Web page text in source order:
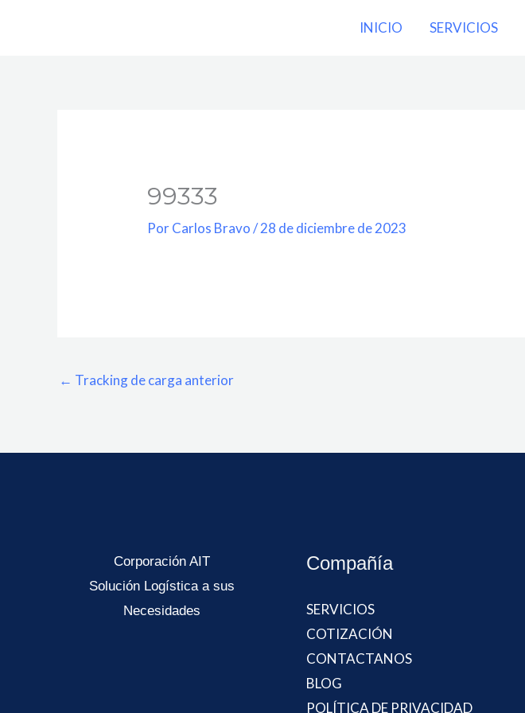
INICIO SERVICIOS
99333
PorCarlos Bravo/28 de diciembre de 2023
← Tracking de carga anterior
Corporación AIT
Solución Logística a sus
Necesidades
Compañía
SERVICIOS
COTIZACIÓN
CONTACTANOS
BLOG
POLÍTICA DE PRIVACIDAD